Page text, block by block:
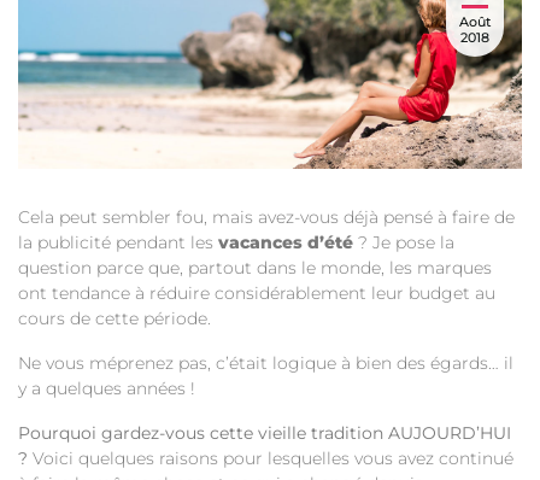
Août
2018
Cela peut sembler fou, mais avez-vous déjà pensé à faire de
la publicité pendant les vacances d’été ? Je pose la
question parce que, partout dans le monde, les marques
ont tendance à réduire considérablement leur budget au
cours de cette période.
Ne vous méprenez pas, c’était logique à bien des égards… il
y a quelques années !
Pourquoi gardez-vous cette vieille tradition AUJOURD’HUI
? Voici quelques raisons pour lesquelles vous avez continué